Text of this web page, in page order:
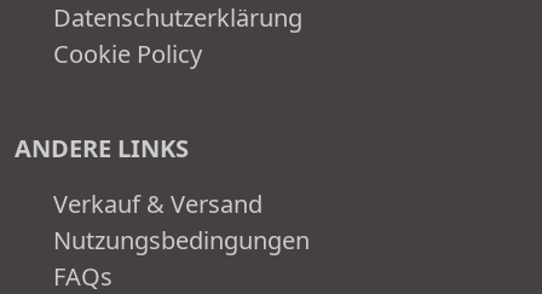
Datenschutzerklärung
Cookie Policy
ANDERE LINKS
Verkauf & Versand
Nutzungsbedingungen
FAQs